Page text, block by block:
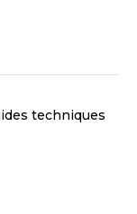
techniques